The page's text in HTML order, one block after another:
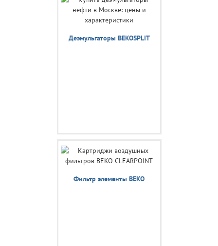
Деэмульгаторы BEKOSPLIT
Фильтр элементы BEKO